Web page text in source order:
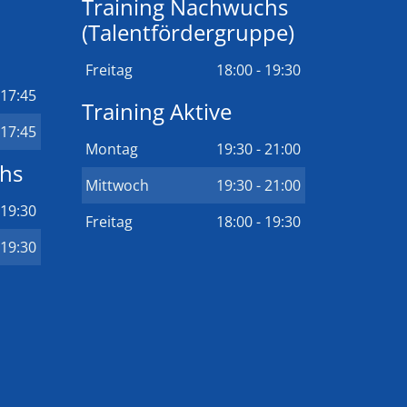
Training Nachwuchs
(Talentfördergruppe)
Freitag 18:00 - 19:30
Training Aktive
Montag
19:30 - 21:00
Mittwoch
19:30 - 21:00
Freitag
18:00 - 19:30